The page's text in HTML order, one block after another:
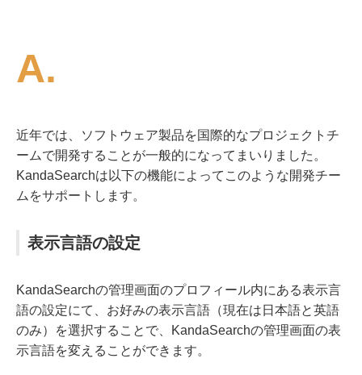
A.
近年では、ソフトウェア製品を国際的なプロジェクトチ
ームで開発することが一般的になってまいりました。
KandaSearchは以下の機能によってこのような開発チー
ムをサポートします。
表示言語の設定
KandaSearchの管理画面のプロフィール内にある表示言
語の設定にて、お好みの表示言語（現在は日本語と英語
のみ）を選択することで、KandaSearchの管理画面の表
示言語を変えることができます。